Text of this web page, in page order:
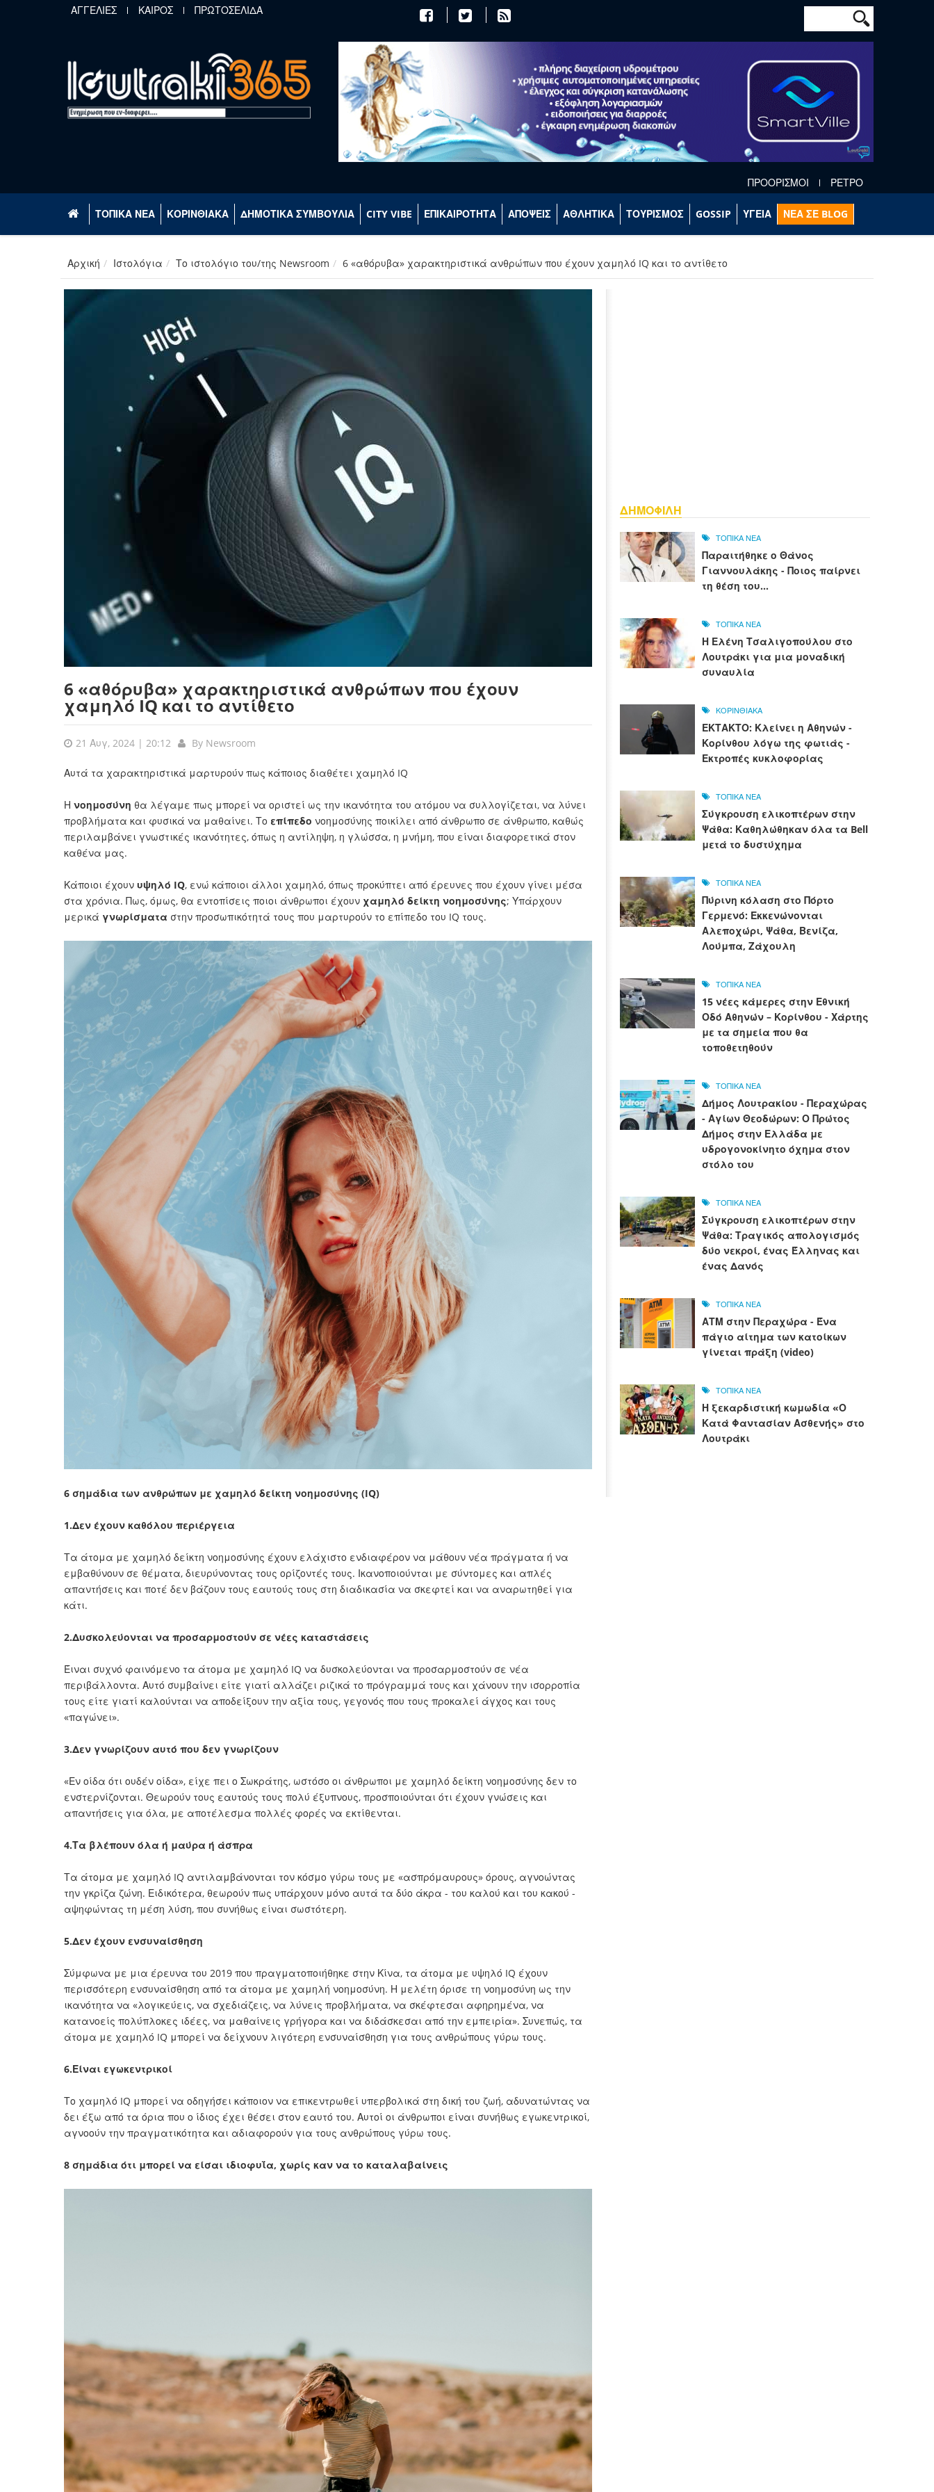
Παράκαμψη προς το κυρίως περιεχόμενο
ΑΓΓΕΛΙΕΣ ΚΑΙΡΟΣ ΠΡΩΤΟΣΕΛΙΔΑ Φόρμα
Αναζήτηση
ΠΡΟΟΡΙΣΜΟΙ ΡΕΤΡΟ
ΤΟΠΙΚΑ ΝΕΑ ΚΟΡΙΝΘΙΑΚΑ ΔΗΜΟΤΙΚΑ ΣΥΜΒΟΥΛΙΑ CITY VIBE ΕΠΙΚΑΙΡΟΤΗΤΑ ΑΠΟΨΕΙΣ ΑΘΛΗΤΙΚΑ ΤΟΥΡΙΣΜΟΣ GOSSIP ΥΓΕΙΑ ΝΕΑ ΣΕ BLOG
Αρχική Ιστολόγια Το ιστολόγιο του/της Newsroom 6 «αθόρυβα» χαρακτηριστικά ανθρώπων που έχουν χαμηλό IQ και το αντίθετο
6 «αθόρυβα» χαρακτηριστικά ανθρώπων που έχουν
χαμηλό IQ και το αντίθετο
21 Αυγ, 2024 | 20:12 By Newsroom
Αυτά τα χαρακτηριστικά μαρτυρούν πως κάποιος διαθέτει χαμηλό IQ
Η νοημοσύνη θα λέγαμε πως μπορεί να οριστεί ως την ικανότητα του ατόμου να συλλογίζεται, να λύνει
προβλήματα και φυσικά να μαθαίνει. Το επίπεδο νοημοσύνης ποικίλει από άνθρωπο σε άνθρωπο, καθώς
περιλαμβάνει γνωστικές ικανότητες, όπως η αντίληψη, η γλώσσα, η μνήμη, που είναι διαφορετικά στον
καθένα μας.
Κάποιοι έχουν υψηλό IQ, ενώ κάποιοι άλλοι χαμηλό, όπως προκύπτει από έρευνες που έχουν γίνει μέσα
στα χρόνια. Πως, όμως, θα εντοπίσεις ποιοι άνθρωποι έχουν χαμηλό δείκτη νοημοσύνης; Υπάρχουν
μερικά γνωρίσματα στην προσωπικότητά τους που μαρτυρούν το επίπεδο του IQ τους.
6 σημάδια των ανθρώπων με χαμηλό δείκτη νοημοσύνης (IQ)
1.Δεν έχουν καθόλου περιέργεια
Τα άτομα με χαμηλό δείκτη νοημοσύνης έχουν ελάχιστο ενδιαφέρον να μάθουν νέα πράγματα ή να
εμβαθύνουν σε θέματα, διευρύνοντας τους ορίζοντές τους. Ικανοποιούνται με σύντομες και απλές
απαντήσεις και ποτέ δεν βάζουν τους εαυτούς τους στη διαδικασία να σκεφτεί και να αναρωτηθεί για
κάτι.
2.Δυσκολεύονται να προσαρμοστούν σε νέες καταστάσεις
Έιναι συχνό φαινόμενο τα άτομα με χαμηλό IQ να δυσκολεύονται να προσαρμοστούν σε νέα
περιβάλλοντα. Αυτό συμβαίνει είτε γιατί αλλάζει ριζικά το πρόγραμμά τους και χάνουν την ισορροπία
τους είτε γιατί καλούνται να αποδείξουν την αξία τους, γεγονός που τους προκαλεί άγχος και τους
«παγώνει».
3.Δεν γνωρίζουν αυτό που δεν γνωρίζουν
«Εν οίδα ότι ουδέν οίδα», είχε πει ο Σωκράτης, ωστόσο οι άνθρωποι με χαμηλό δείκτη νοημοσύνης δεν το
ενστερνίζονται. Θεωρούν τους εαυτούς τους πολύ έξυπνους, προσποιούνται ότι έχουν γνώσεις και
απαντήσεις για όλα, με αποτέλεσμα πολλές φορές να εκτίθενται.
4.Τα βλέπουν όλα ή μαύρα ή άσπρα
Τα άτομα με χαμηλό IQ αντιλαμβάνονται τον κόσμο γύρω τους με «ασπρόμαυρους» όρους, αγνοώντας
την γκρίζα ζώνη. Ειδικότερα, θεωρούν πως υπάρχουν μόνο αυτά τα δύο άκρα - του καλού και του κακού -
αψηφώντας τη μέση λύση, που συνήθως είναι σωστότερη.
5.Δεν έχουν ενσυναίσθηση
Σύμφωνα με μια έρευνα του 2019 που πραγματοποιήθηκε στην Κίνα, τα άτομα με υψηλό IQ έχουν
περισσότερη ενσυναίσθηση από τα άτομα με χαμηλή νοημοσύνη. Η μελέτη όρισε τη νοημοσύνη ως την
ικανότητα να «λογικεύεις, να σχεδιάζεις, να λύνεις προβλήματα, να σκέφτεσαι αφηρημένα, να
κατανοείς πολύπλοκες ιδέες, να μαθαίνεις γρήγορα και να διδάσκεσαι από την εμπειρία». Συνεπώς, τα
άτομα με χαμηλό IQ μπορεί να δείχνουν λιγότερη ενσυναίσθηση για τους ανθρώπους γύρω τους.
6.Είναι εγωκεντρικοί
Το χαμηλό IQ μπορεί να οδηγήσει κάποιον να επικεντρωθεί υπερβολικά στη δική του ζωή, αδυνατώντας να
δει έξω από τα όρια που ο ίδιος έχει θέσει στον εαυτό του. Αυτοί οι άνθρωποι είναι συνήθως εγωκεντρικοί,
αγνοούν την πραγματικότητα και αδιαφορούν για τους ανθρώπους γύρω τους.
8 σημάδια ότι μπορεί να είσαι ιδιοφυΐα, χωρίς καν να το καταλαβαίνεις
ΔΗΜΟΦΙΛΗ
ΤΟΠΙΚΑ ΝΕΑ
Παραιτήθηκε ο Θάνος
Γιαννουλάκης - Ποιος παίρνει
τη θέση του...
ΤΟΠΙΚΑ ΝΕΑ
Η Ελένη Τσαλιγοπούλου στο
Λουτράκι για μια μοναδική
συναυλία
ΚΟΡΙΝΘΙΑΚΑ
ΕΚΤΑΚΤΟ: Κλείνει η Αθηνών -
Κορίνθου λόγω της φωτιάς -
Εκτροπές κυκλοφορίας
ΤΟΠΙΚΑ ΝΕΑ
Σύγκρουση ελικοπτέρων στην
Ψάθα: Καθηλώθηκαν όλα τα Bell
μετά το δυστύχημα
ΤΟΠΙΚΑ ΝΕΑ
Πύρινη κόλαση στο Πόρτο
Γερμενό: Εκκενώνονται
Αλεποχώρι, Ψάθα, Βενίζα,
Λούμπα, Ζάχουλη
ΤΟΠΙΚΑ ΝΕΑ
15 νέες κάμερες στην Εθνική
Οδό Αθηνών – Κορίνθου - Χάρτης
με τα σημεία που θα
τοποθετηθούν
ΤΟΠΙΚΑ ΝΕΑ
Δήμος Λουτρακίου - Περαχώρας
- Αγίων Θεοδώρων: Ο Πρώτος
Δήμος στην Ελλάδα με
υδρογονοκίνητο όχημα στον
στόλο του
ΤΟΠΙΚΑ ΝΕΑ
Σύγκρουση ελικοπτέρων στην
Ψάθα: Τραγικός απολογισμός
δύο νεκροί, ένας Έλληνας και
ένας Δανός
ΤΟΠΙΚΑ ΝΕΑ
ΑΤΜ στην Περαχώρα - Ένα
πάγιο αίτημα των κατοίκων
γίνεται πράξη (video)
ΤΟΠΙΚΑ ΝΕΑ
Η ξεκαρδιστική κωμωδία «Ο
Κατά Φαντασίαν Ασθενής» στο
Λουτράκι